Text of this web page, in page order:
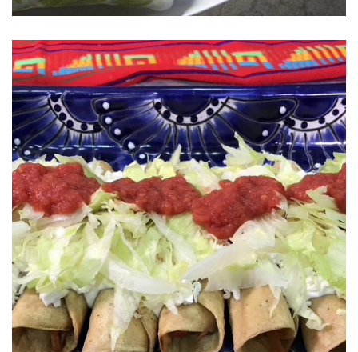
Tacos de carne deshebrada S&W